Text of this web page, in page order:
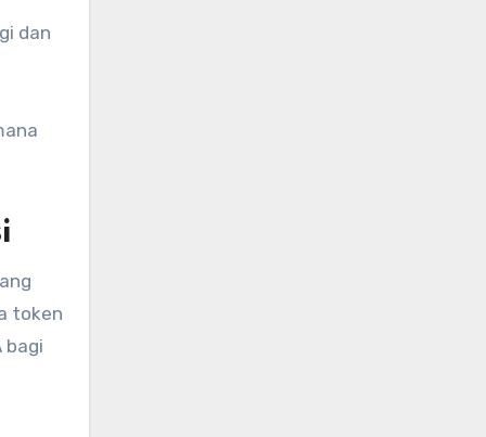
dan
token
bagi